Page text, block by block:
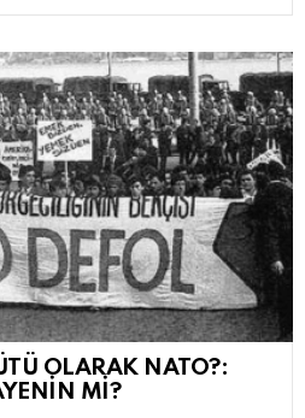
OLARAK NATO?:
Mİ?